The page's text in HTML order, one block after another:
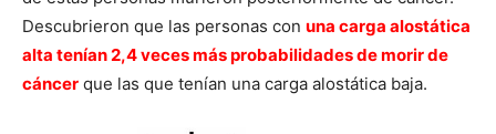
Descubrieron que las personas con una carga alostática
alta tenían 2,4 veces más probabilidades de morir de
cáncer que las que tenían una carga alostática baja.